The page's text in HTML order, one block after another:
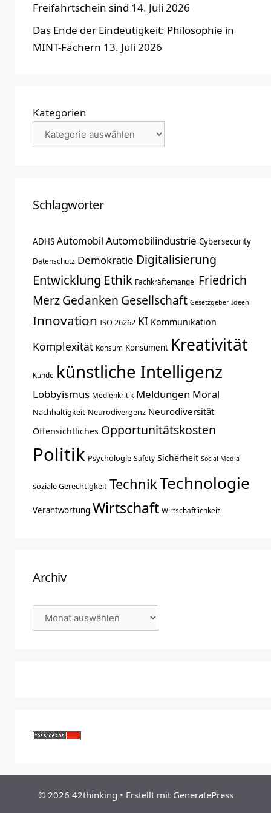
Freifahrtschein sind 14. Juli 2026
Das Ende der Eindeutigkeit: Philosophie in
MINT-Fächern 13. Juli 2026
Kategorien
Schlagwörter
ADHS Automobil Automobilindustrie Cybersecurity
Datenschutz Demokratie Digitalisierung
Entwicklung Ethik Fachkräftemangel Friedrich
MerzGedanken Gesellschaft Gesetzgeber Ideen
Innovation ISO 26262 KI Kommunikation
Komplexität Konsum Konsument Kreativität
Kunde künstliche Intelligenz
Lobbyismus Medienkritik Meldungen Moral
Nachhaltigkeit Neurodivergenz Neurodiversität
Offensichtliches Opportunitätskosten
Politik Psychologie Safety Sicherheit Social Media
soziale Gerechtigkeit TechnikTechnologie
Verantwortung Wirtschaft Wirtschaftlichkeit
Archiv
Archiv
© 2026 42thinking • Erstellt mit GeneratePress